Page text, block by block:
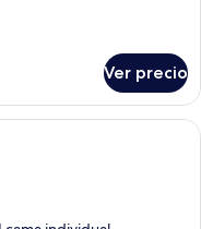
Ver precio
de hotel con dos camas,